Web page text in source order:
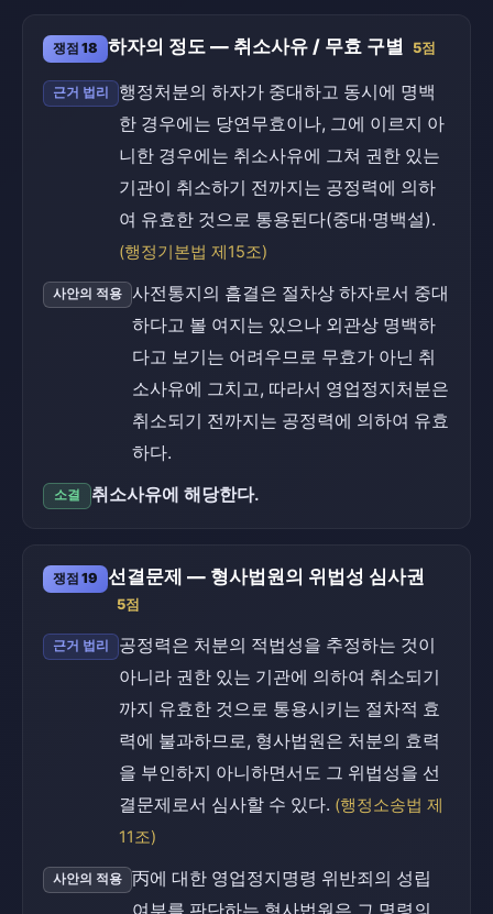
쟁점 18 하자의 정도 — 취소사유 / 무효 구별 5점
근거 법리
행정처분의 하자가 중대하고 동시에 명백
한 경우에는 당연무효이나, 그에 이르지 아
니한 경우에는 취소사유에 그쳐 권한 있는
기관이 취소하기 전까지는 공정력에 의하
여 유효한 것으로 통용된다(중대·명백설).
(행정기본법 제15조)
사안의 적용
사전통지의 흠결은 절차상 하자로서 중대
하다고 볼 여지는 있으나 외관상 명백하
다고 보기는 어려우므로 무효가 아닌 취
소사유에 그치고, 따라서 영업정지처분은
취소되기 전까지는 공정력에 의하여 유효
하다.
소결 취소사유에 해당한다.
쟁점 19 선결문제 — 형사법원의 위법성 심사권
5점
근거 법리
공정력은 처분의 적법성을 추정하는 것이
아니라 권한 있는 기관에 의하여 취소되기
까지 유효한 것으로 통용시키는 절차적 효
력에 불과하므로, 형사법원은 처분의 효력
을 부인하지 아니하면서도 그 위법성을 선
결문제로서 심사할 수 있다. (행정소송법 제
11조)
사안의 적용
丙에 대한 영업정지명령 위반죄의 성립